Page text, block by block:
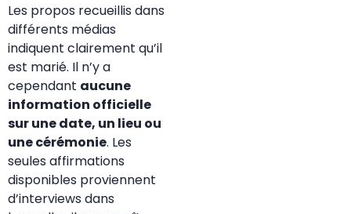
Les propos recueillis dans
différents médias
indiquent clairement qu’il
est marié. Il n’y a
cependant aucune
information officielle
sur une date, un lieu ou
une cérémonie. Les
seules affirmations
disponibles proviennent
d’interviews dans